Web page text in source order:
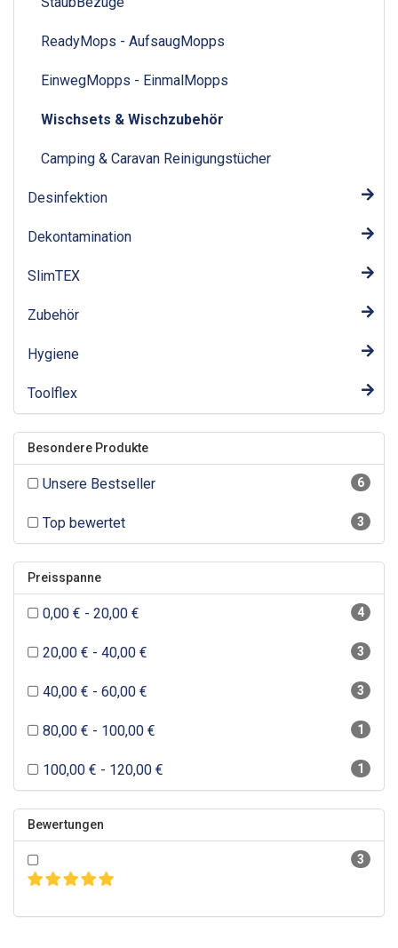
ReadyMops - AufsaugMopps
EinwegMopps - EinmalMopps
Wischsets & Wischzubehör
Camping & Caravan Reinigungstücher
Desinfektion
Dekontamination
SlimTEX
Zubehör
Hygiene
Toolflex
Besondere Produkte
6
Unsere Bestseller
3
Top bewertet
Preisspanne
4
0,00 € - 20,00 €
3
20,00 € - 40,00 €
3
40,00 € - 60,00 €
1
80,00 € - 100,00 €
1
100,00 € - 120,00 €
Bewertungen
3